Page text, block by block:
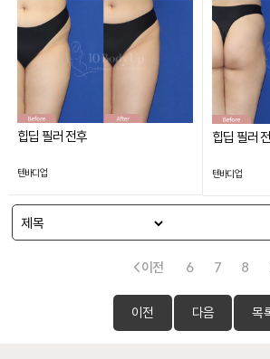
힙딥 필러 전후
텐바디업
힙딥 필러
텐바디업
< 이전 6 7 8
이전 다음 목